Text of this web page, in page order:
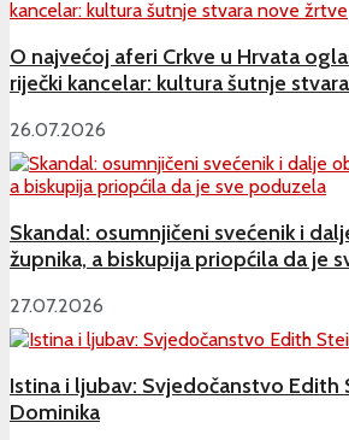
O najvećoj aferi Crkve u Hrvata
riječki kancelar: kultura šutnje
26.07.2026
Skandal: osumnjičeni svećenik i
župnika, a biskupija priopćila da je
27.07.2026
Istina i ljubav: Svjedočanstvo Edith
Dominika